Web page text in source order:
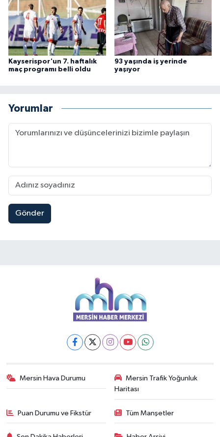
Kayserispor'un 7. haftalık
maç programı belli oldu
93 yaşında iş yerinde
yaşıyor
Yorumlar
Gönder
Mersin Hava Durumu
Mersin Trafik Yoğunluk
Haritası
Puan Durumu ve Fikstür Tüm Manşetler